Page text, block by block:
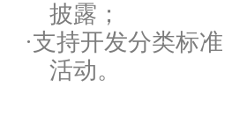
披露；
·支持开发分类标
活动。